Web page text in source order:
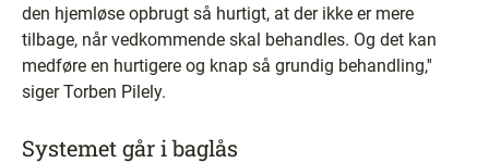
den hjemløse opbrugt så hurtigt, at der ikke er mere
tilbage, når vedkommende skal behandles. Og det kan
medføre en hurtigere og knap så grundig behandling,''
siger Torben Pilely.
Systemet går i baglås